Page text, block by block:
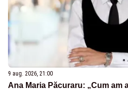
9 aug. 2026, 21:00
Ana Maria Păcuraru: „Cum am